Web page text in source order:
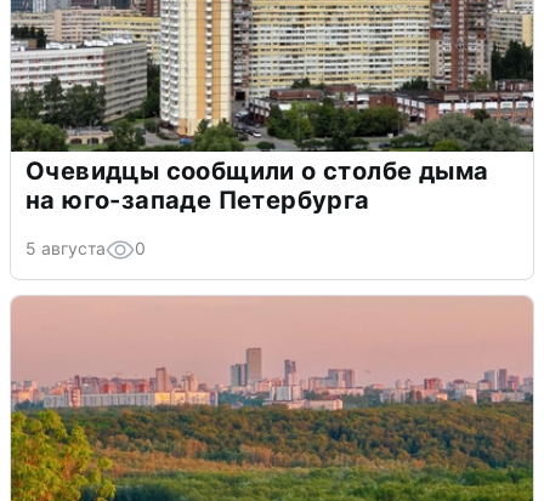
Очевидцы сообщили о столбе дыма
на юго-западе Петербурга
5 августа 0